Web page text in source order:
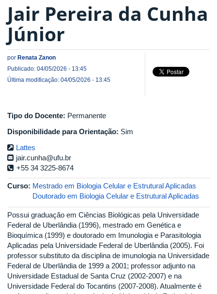
Jair Pereira da Cunha
Júnior
por Renata Zanon
Publicado: 04/05/2026 - 13:45
Última modificação: 04/05/2026 - 13:45
Tipo do Docente: Permanente
Disponibilidade para Orientação: Sim
Lattes
jair.cunha@ufu.br
+55 34 3225-8674
Curso: Mestrado em Biologia Celular e Estrutural Aplicadas
Doutorado em Biologia Celular e Estrutural Aplicadas
Possui graduação em Ciências Biológicas pela Universidade
Federal de Uberlândia (1996), mestrado em Genética e
Bioquímica (1999) e doutorado em Imunologia e Parasitologia
Aplicadas pela Universidade Federal de Uberlândia (2005). Foi
professor substituto da disciplina de imunologia na Universidade
Federal de Uberlândia de 1999 a 2001; professor adjunto na
Universidade Estadual de Santa Cruz (2002-2007) e na
Universidade Federal do Tocantins (2007-2008). Atualmente é